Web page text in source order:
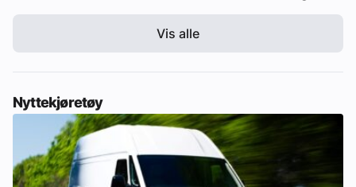
Vis alle
Nyttekjøretøy